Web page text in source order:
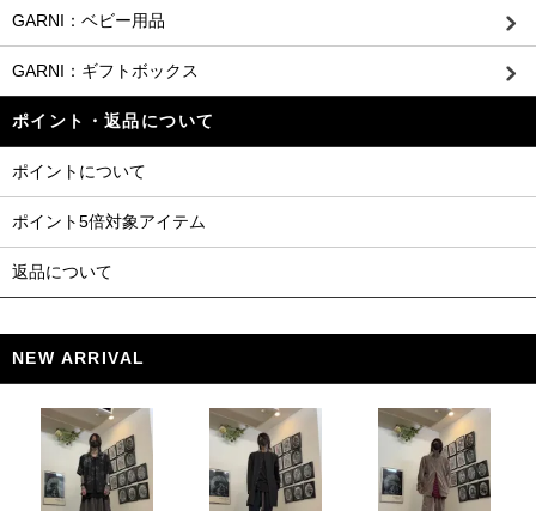
GARNI：ベビー用品
GARNI：ギフトボックス
ポイント・返品について
ポイントについて
ポイント5倍対象アイテム
返品について
NEW ARRIVAL